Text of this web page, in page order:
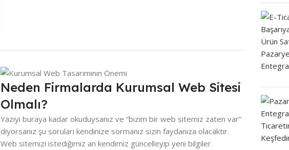
Neden Firmalarda Kurumsal Web Sitesi
Olmalı?
Yazıyı buraya kadar okuduysanız ve “bizim bir web sitemiz zaten var”
diyorsanız şu soruları kendinize sormanız sizin faydanıza olacaktır.
Web sitemizi istediğimiz an kendimiz güncelleyip yeni bilgiler